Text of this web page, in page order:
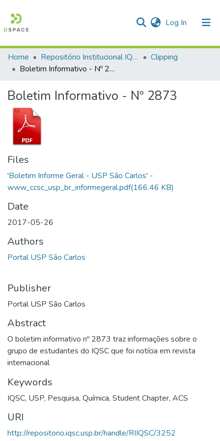
Log In (current)
Communities & Collections
Statistics
Home Repositório Institucional IQSC
Clipping
Boletim Informativo - Nº 2873
Boletim Informativo - Nº 2873
Files
'Boletim Informe Geral - USP São Carlos' -
www_ccsc_usp_br_informegeral.pdf(166.46 KB)
Date
2017-05-26
Authors
Portal USP São Carlos
Publisher
Portal USP São Carlos
Abstract
O boletim informativo nº 2873 traz informações sobre o
grupo de estudantes do IQSC que foi notícia em revista
internacional
Keywords
IQSC, USP, Pesquisa, Química, Student Chapter, ACS
URI
http://repositorio.iqsc.usp.br/handle/RIIQSC/3252